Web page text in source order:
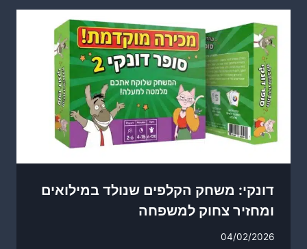
דונקי: משחק הקלפים שנולד במילואים
ומחזיר צחוק למשפחה
04/02/2026